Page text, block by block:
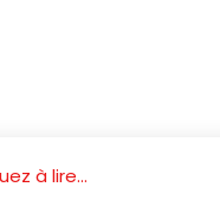
à lire...